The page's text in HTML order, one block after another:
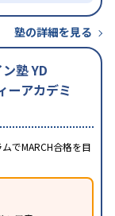
塾の詳細を見る
塾 YD
アカデミ
でMARCH合格を目